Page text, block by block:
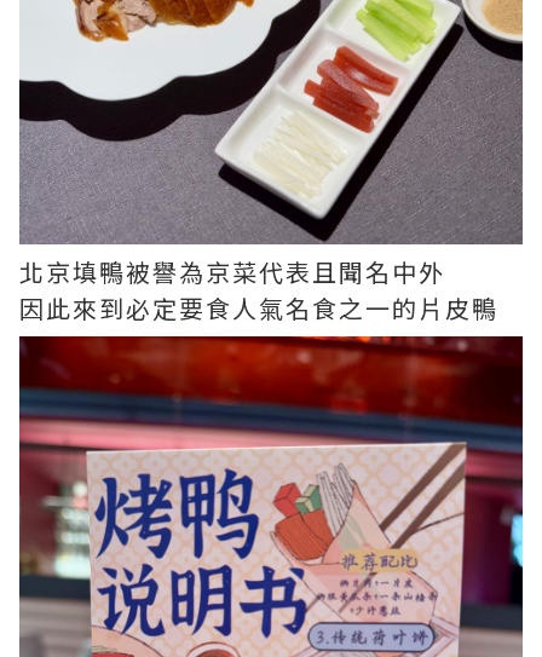
北京填鴨被譽為京菜代表且聞名中外
因此來到必定要食人氣名食之一的片皮鴨